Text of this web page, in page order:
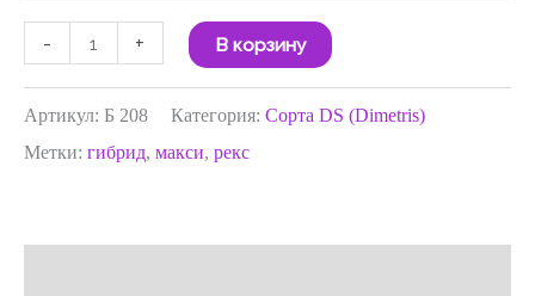
- + В корзину
Артикул: Б 208 Категория: Сорта DS (Dimetris)
Метки: гибрид, макси, рекс